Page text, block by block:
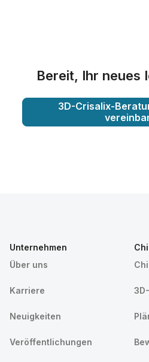
Bereit, Ihr neues
3D-Crisalix-
Unternehmen
Über uns
Karriere
Neuigkeiten
Veröffentlichungen